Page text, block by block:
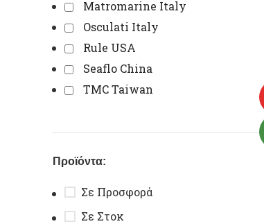
Matromarine Italy
Osculati Italy
Rule USA
Seaflo China
TMC Taiwan
Προϊόντα:
Σε Προσφορά
Σε Στοκ